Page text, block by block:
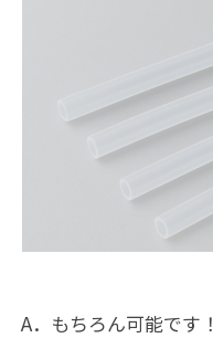
A．もちろん可能です！